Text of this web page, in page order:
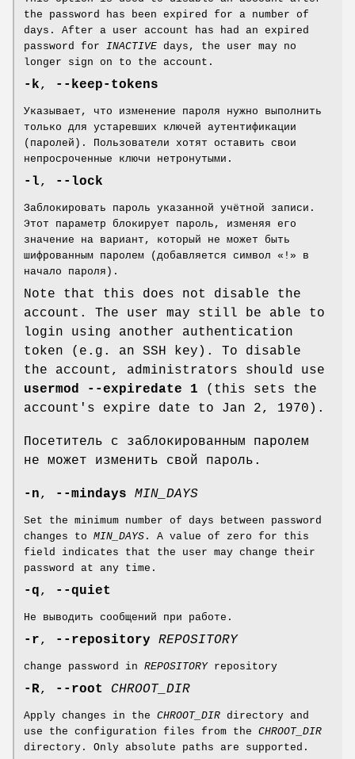
the password has been expired for a number of
days. After a user account has had an expired
password for INACTIVE days, the user may no
longer sign on to the account.
-k, --keep-tokens
Указывает, что изменение пароля нужно выполнить
только для устаревших ключей аутентификации
(паролей). Пользователи хотят оставить свои
непросроченные ключи нетронутыми.
-l, --lock
Заблокировать пароль указанной учётной записи.
Этот параметр блокирует пароль, изменяя его
значение на вариант, который не может быть
шифрованным паролем (добавляется символ «!» в
начало пароля).
Note that this does not disable the
account. The user may still be able to
login using another authentication
token (e.g. an SSH key). To disable
the account, administrators should use
usermod --expiredate 1 (this sets the
account's expire date to Jan 2, 1970).
Посетитель с заблокированным паролем
не может изменить свой пароль.
-n, --mindays MIN_DAYS
Set the minimum number of days between password
changes to MIN_DAYS . A value of zero for this
field indicates that the user may change their
password at any time.
-q, --quiet
Не выводить сообщений при работе.
-r, --repository REPOSITORY
change password in REPOSITORYrepository
-R, --root CHROOT_DIR
Apply changes in the CHROOT_DIR directory and
use the configuration files from the CHROOT_DIR
directory. Only absolute paths are supported.